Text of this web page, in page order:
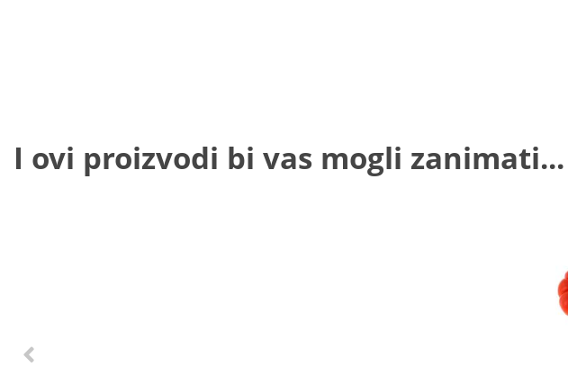
I ovi proizvodi bi vas mogli zanimati...